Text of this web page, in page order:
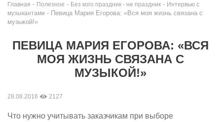
Главная - Полезное - Без кого праздник - не праздник - Интервью с
музыкантами - Певица Мария Егорова: «Вся моя жизнь связана с
музыкой!»
ПЕВИЦА МАРИЯ ЕГОРОВА: «ВСЯ
МОЯ ЖИЗНЬ СВЯЗАНА С
МУЗЫКОЙ!»
28.08.2016 2127
Что нужно учитывать заказчикам при выборе